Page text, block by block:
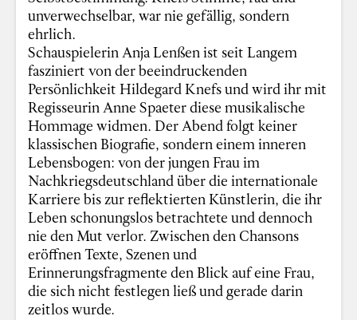
unverwechselbar, war nie gefällig, sondern
ehrlich.
Schauspielerin Anja Lenßen ist seit Langem
fasziniert von der beeindruckenden
Persönlichkeit Hildegard Knefs und wird ihr mit
Regisseurin Anne Spaeter diese musikalische
Hommage widmen. Der Abend folgt keiner
klassischen Biografie, sondern einem inneren
Lebensbogen: von der jungen Frau im
Nachkriegsdeutschland über die internationale
Karriere bis zur reflektierten Künstlerin, die ihr
Leben schonungslos betrachtete und dennoch
nie den Mut verlor. Zwischen den Chansons
eröffnen Texte, Szenen und
Erinnerungsfragmente den Blick auf eine Frau,
die sich nicht festlegen ließ und gerade darin
zeitlos wurde.